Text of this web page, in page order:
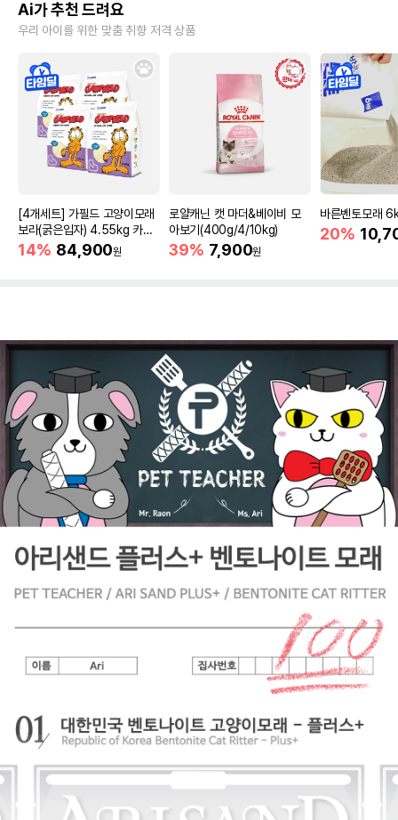
Ai가 추천 드려요
우리 아이를 위한 맞춤 취향 저격 상품
[4개세트] 가필드 고양이모래
보라(굵은입자) 4.55kg 카사
바모래
14% 84,900원
로얄캐닌 캣 마더&베이비 모
아보기(400g/4/10kg)
39% 7,900원
바른벤토모래
20%